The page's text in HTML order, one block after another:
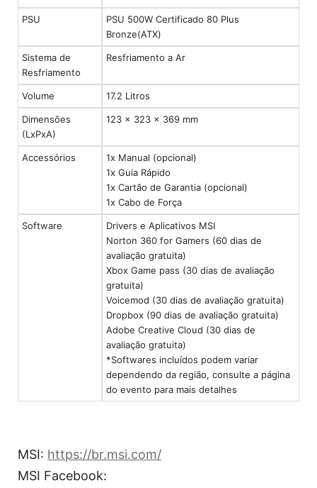
PSU
PSU 500W Certificado 80 Plus
Bronze(ATX)
Sistema de
Resfriamento
Resfriamento a Ar
Volume 17.2 Litros
Dimensões
(LxPxA)
123 x 323 x 369 mm
Accessórios
1x Manual (opcional)
1x Guia Rápido
1x Cartão de Garantia (opcional)
1x Cabo de Força
Software
Drivers e Aplicativos MSI
Norton 360 for Gamers (60 dias de
avaliação gratuita)
Xbox Game pass (30 dias de avaliação
gratuita)
Voicemod (30 dias de avaliação gratuita)
Dropbox (90 dias de avaliação gratuita)
Adobe Creative Cloud (30 dias de
avaliação gratuita)
*Softwares incluídos podem variar
dependendo da região, consulte a página
do evento para mais detalhes
MSI: https://br.msi.com/
MSI Facebook: